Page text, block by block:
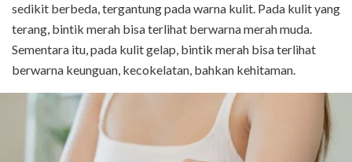
sedikit berbeda, tergantung pada warna kulit. Pada kulit yang
terang, bintik merah bisa terlihat berwarna merah muda.
Sementara itu, pada kulit gelap, bintik merah bisa terlihat
berwarna keunguan, kecokelatan, bahkan kehitaman.